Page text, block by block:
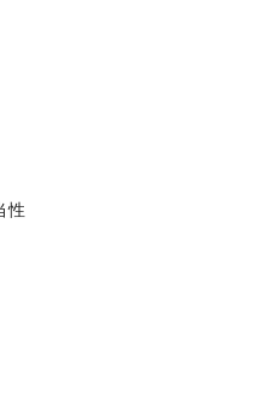
性